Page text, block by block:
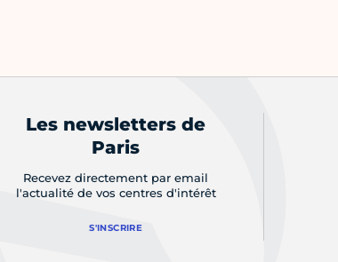
Les newsletters de
Paris
Recevez directement par email
l'actualité de vos centres d'intérêt
S'INSCRIRE